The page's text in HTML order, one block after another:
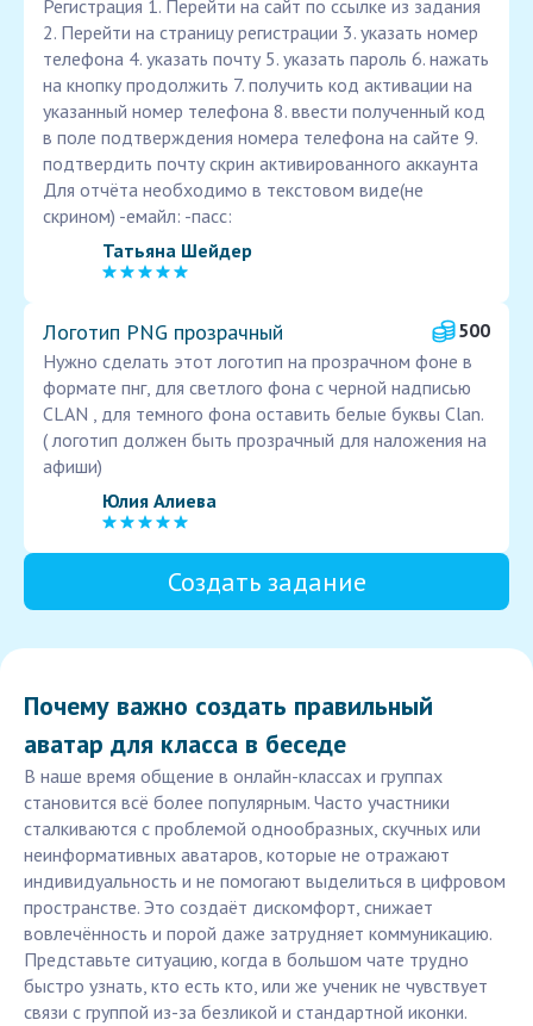
Регистрация 1. Перейти на сайт по ссылке из задания
2. Перейти на страницу регистрации 3. указать номер
телефона 4. указать почту 5. указать пароль 6. нажать
на кнопку продолжить 7. получить код активации на
указанный номер телефона 8. ввести полученный код
в поле подтверждения номера телефона на сайте 9.
подтвердить почту скрин активированного аккаунта
Для отчёта необходимо в текстовом виде(не
скрином) -емайл: -пасс:
Татьяна Шейдер
Логотип PNG прозрачный
500
Нужно сделать этот логотип на прозрачном фоне в
формате пнг, для светлого фона с черной надписью
CLAN , для темного фона оставить белые буквы Clan.
( логотип должен быть прозрачный для наложения на
афиши)
Юлия Алиева
Создать задание
Почему важно создать правильный
аватар для класса в беседе
В наше время общение в онлайн-классах и группах
становится всё более популярным. Часто участники
сталкиваются с проблемой однообразных, скучных или
неинформативных аватаров, которые не отражают
индивидуальность и не помогают выделиться в цифровом
пространстве. Это создаёт дискомфорт, снижает
вовлечённость и порой даже затрудняет коммуникацию.
Представьте ситуацию, когда в большом чате трудно
быстро узнать, кто есть кто, или же ученик не чувствует
связи с группой из-за безликой и стандартной иконки.